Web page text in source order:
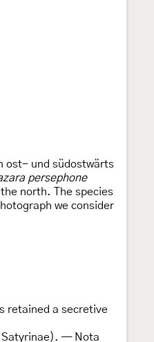
ost- und südostwärts
persephone
north. The species
we consider
retained a secretive
Satyrinae). — Nota